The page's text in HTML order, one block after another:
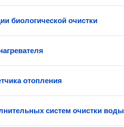
биологической очистки
отопления
систем очистки воды